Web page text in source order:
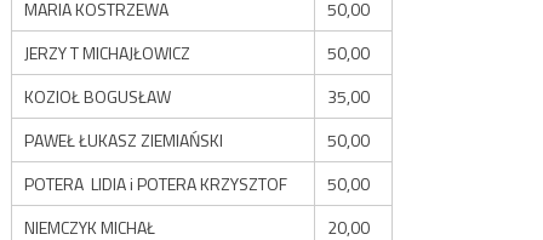
MARIA KOSTRZEWA
50,00
JERZY T MICHAJŁOWICZ
50,00
KOZIOŁ BOGUSŁAW
35,00
PAWEŁ ŁUKASZ ZIEMIAŃSKI
50,00
POTERA LIDIA i POTERA KRZYSZTOF
50,00
NIEMCZYK MICHAŁ
20,00